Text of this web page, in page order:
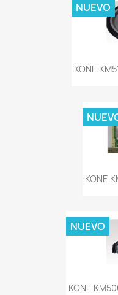
KONE
NUEVO
KONE
KONE
NUEVO